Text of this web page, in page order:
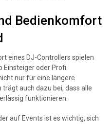
Bedienkomfort
eines DJ-Controllers spielen
Einsteiger oder Profi.
nur für eine längere
trägt auch dazu bei, dass alle
funktionieren.
auf Events ist es wichtig, sich